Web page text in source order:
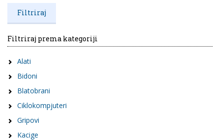
Filtriraj prema kategoriji
Alati
Bidoni
Blatobrani
Ciklokompjuteri
Gripovi
Kacige